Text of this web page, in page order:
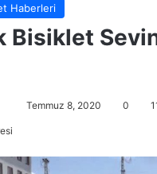
Haberleri
Bisiklet
e
Temmuz 8, 2020 0